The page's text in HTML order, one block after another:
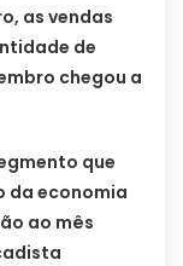
as vendas
de
chegou a
que
da economia
ao mês